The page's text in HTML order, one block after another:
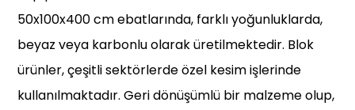
50x100x400 cm ebatlarında, farklı yoğunluklarda,
beyaz veya karbonlu olarak üretilmektedir. Blok
ürünler, çeşitli sektörlerde özel kesim işlerinde
kullanılmaktadır. Geri dönüşümlü bir malzeme olup,